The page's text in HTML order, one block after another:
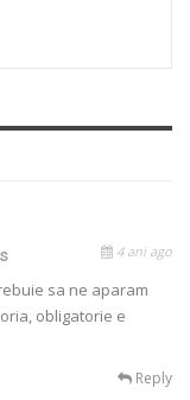
4 ani ago
sa ne aparam
obligatorie e
Reply